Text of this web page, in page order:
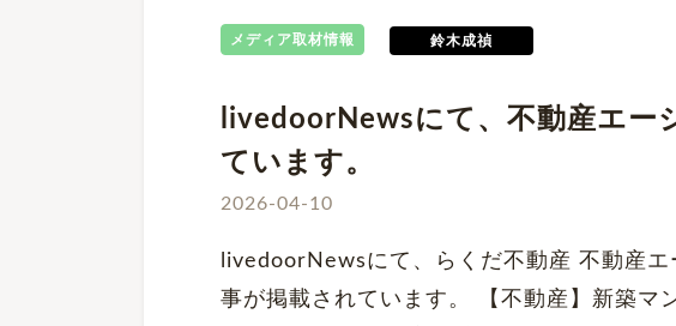
メディア取材情報 鈴木成禎
livedoorNewsにて、不動産エー
ています。
2026-04-10
livedoorNewsにて、らくだ不動産 不動産
事が掲載されています。 【不動産】新築マ